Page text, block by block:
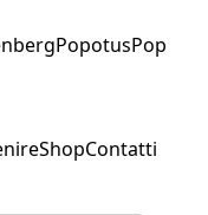
PopotusPop
ShopContatti